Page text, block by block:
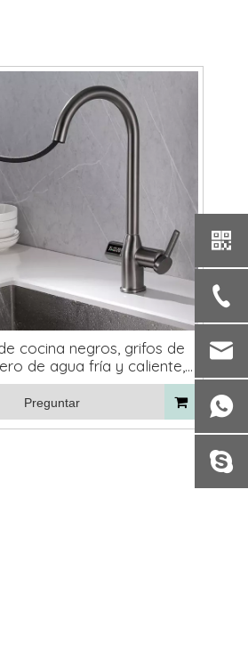
cocina negros, grifos de
de agua fría y caliente,
cocina de latón macizo
abatibles
Preguntar